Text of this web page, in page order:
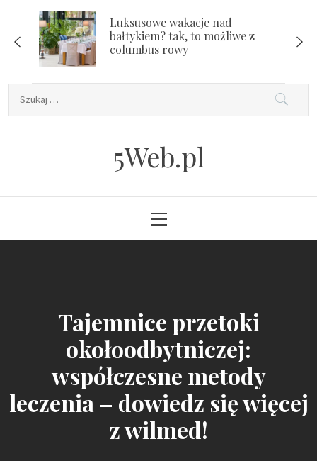
content
Luksusowe wakacje nad
bałtykiem? tak, to możliwe z
columbus rowy
5Web.pl
Menu
Tajemnice przetoki
okołoodbytniczej:
współczesne metody
leczenia – dowiedz się więcej
z wilmed!